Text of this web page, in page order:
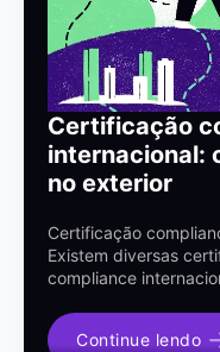
Certificação
internacional:
no exterior
Certificação
Existem diversas
compliance
Continue lendo